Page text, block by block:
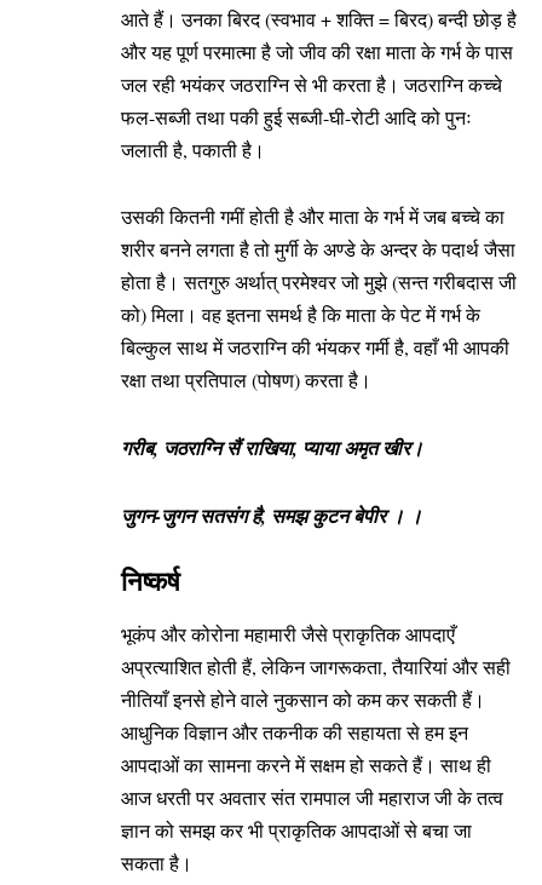
आते हैं। उनका बिरद (स्वभाव + शक्ति = बिरद) बन्दी छोड़ है
और यह पूर्ण परमात्मा है जो जीव की रक्षा माता के गर्भ के पास
जल रही भयंकर जठराग्नि से भी करता है। जठराग्नि कच्चे
फल-सब्जी तथा पकी हुई सब्जी-घी-रोटी आदि को पुनः
जलाती है, पकाती है।
उसकी कितनी गमीं होती है और माता के गर्भ में जब बच्चे का
शरीर बनने लगता है तो मुर्गी के अण्डे के अन्दर के पदार्थ जैसा
होता है। सतगुरु अर्थात् परमेश्वर जो मुझे (सन्त गरीबदास जी
को) मिला। वह इतना समर्थ है कि माता के पेट में गर्भ के
बिल्कुल साथ में जठराग्नि की भंयकर गर्मी है, वहाँ भी आपकी
रक्षा तथा प्रतिपाल (पोषण) करता है।
गरीब, जठराग्नि सैं राखिया, प्याया अमृत खीर।
जुगन-जुगन सतसंग है, समझ कुटन बेपीर । ।
निष्कर्ष
भूकंप और कोरोना महामारी जैसे प्राकृतिक आपदाएँ
अप्रत्याशित होती हैं, लेकिन जागरूकता, तैयारियां और सही
नीतियाँ इनसे होने वाले नुकसान को कम कर सकती हैं।
आधुनिक विज्ञान और तकनीक की सहायता से हम इन
आपदाओं का सामना करने में सक्षम हो सकते हैं। साथ ही
आज धरती पर अवतार संत रामपाल जी महाराज जी के तत्व
ज्ञान को समझ कर भी प्राकृतिक आपदाओं से बचा जा
सकता है।